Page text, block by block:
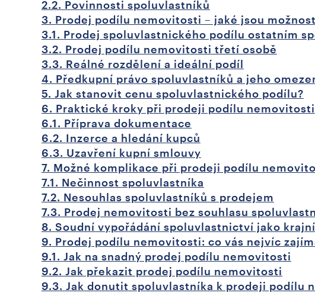
2.2. Povinnosti spoluvlastníků
3. Prodej podílu nemovitosti – jaké jsou
3.1. Prodej spoluvlastnického podílu ostatním
3.2. Prodej podílu nemovitosti třetí osobě
3.3. Reálné rozdělení a ideální podíl
4. Předkupní právo spoluvlastníků a jeho
5. Jak stanovit cenu spoluvlastnického podílu?
6. Praktické kroky při prodeji podílu nemovitosti
6.1. Příprava dokumentace
6.2. Inzerce a hledání kupců
6.3. Uzavření kupní smlouvy
7. Možné komplikace při prodeji podílu
7.1. Nečinnost spoluvlastníka
7.2. Nesouhlas spoluvlastníků s prodejem
7.3. Prodej nemovitosti bez souhlasu
8. Soudní vypořádání spoluvlastnictví jako
9. Prodej podílu nemovitosti: co vás nejvíc
9.1. Jak na snadný prodej podílu nemovitosti
9.2. Jak překazit prodej podílu nemovitosti
9.3. Jak donutit spoluvlastníka k prodeji podílu